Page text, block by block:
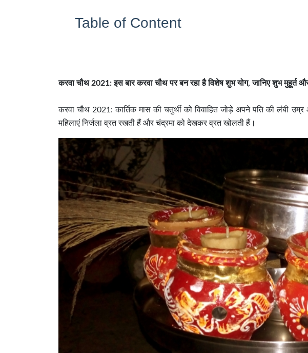
Table of Content
करवा चौथ 2021: इस बार करवा चौथ पर बन रहा है विशेष शुभ योग, जानिए शुभ मुहूर्त
करवा चौथ 2021: कार्तिक मास की चतुर्थी को विवाहित जोड़े अपने पति की लंबी
महिलाएं निर्जला व्रत रखती हैं और चंद्रमा को देखकर व्रत खोलती हैं।